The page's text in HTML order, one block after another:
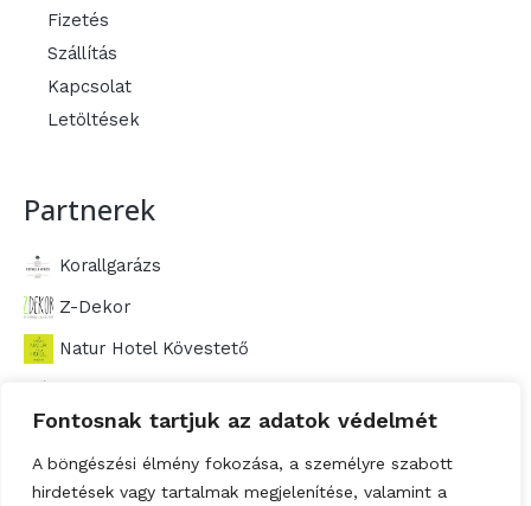
Fontosnak tartjuk az adatok védelmét
A böngészési élmény fokozása, a személyre szabott
hirdetések vagy tartalmak megjelenítése, valamint a
Fizetés
Szállítás
Kapcsolat
Letöltések
Partnerek
Korallgarázs
Z-Dekor
Natur Hotel Kövestető